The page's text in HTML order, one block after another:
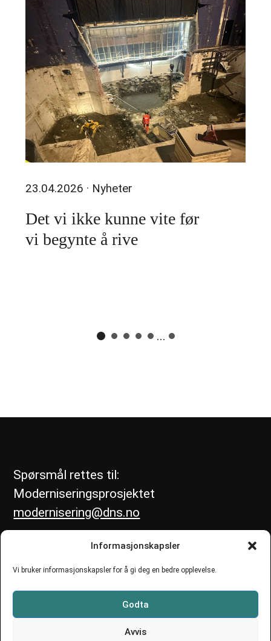
Informasjonskapsler
Vi bruker informasjonskapsler for å gi deg en bedre opplevelse.
Godta
Avvis
23.04.2026 · Nyheter
Det vi ikke kunne vite før
vi begynte å rive
...
Spørsmål rettes til:
Moderniseringsprosjektet
modernisering@dns.no